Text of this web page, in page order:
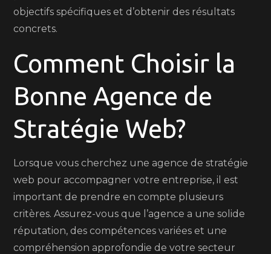
objectifs spécifiques et d’obtenir des résultats
concrets.
Comment Choisir la
Bonne Agence de
Stratégie Web?
Lorsque vous cherchez une agence de stratégie
web pour accompagner votre entreprise, il est
important de prendre en compte plusieurs
critères. Assurez-vous que l’agence a une solide
réputation, des compétences variées et une
compréhension approfondie de votre secteur